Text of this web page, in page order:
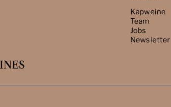
Kapweine
Team
Jobs
Newsletter